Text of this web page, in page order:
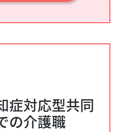
症対応型共同
の介護職